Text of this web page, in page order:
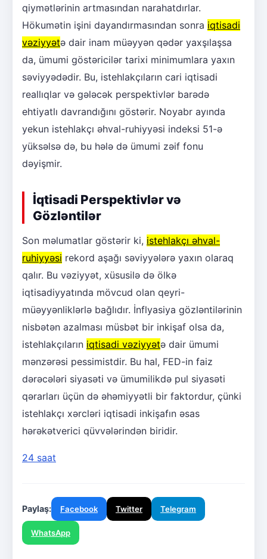
qiymətlərinin artmasından narahatdırlar.
Hökumətin işini dayandırmasından sonra iqtisadi
vəziyyətə dair inam müəyyən qədər yaxşılaşsa
da, ümumi göstəricilər tarixi minimumlara yaxın
səviyyədədir. Bu, istehlakçıların cari iqtisadi
reallıqlar və gələcək perspektivlər barədə
ehtiyatlı davrandığını göstərir. Noyabr ayında
yekun istehlakçı əhval-ruhiyyəsi indeksi 51-ə
yüksəlsə də, bu hələ də ümumi zəif fonu
dəyişmir.
İqtisadi Perspektivlər və
Gözləntilər
Son məlumatlar göstərir ki, istehlakçı əhval-
ruhiyyəsi rekord aşağı səviyyələrə yaxın olaraq
qalır. Bu vəziyyət, xüsusilə də ölkə
iqtisadiyyatında mövcud olan qeyri-
müəyyənliklərlə bağlıdır. İnflyasiya gözləntilərinin
nisbətən azalması müsbət bir inkişaf olsa da,
istehlakçıların iqtisadi vəziyyətə dair ümumi
mənzərəsi pessimistdir. Bu hal, FED-in faiz
dərəcələri siyasəti və ümumilikdə pul siyasəti
qərarları üçün də əhəmiyyətli bir faktordur, çünki
istehlakçı xərcləri iqtisadi inkişafın əsas
hərəkətverici qüvvələrindən biridir.
24 saat
Paylaş: Facebook Twitter Telegram
WhatsApp